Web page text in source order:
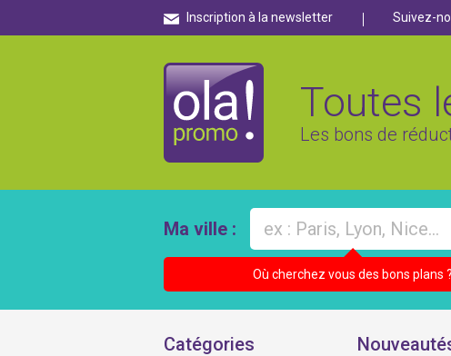
Inscription à la newsletter Suivez-
Toutes
Les bons de
Ma ville :
Où cherchez vous des bons plans ?
Catégories